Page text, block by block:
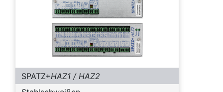
SPATZ+HAZ1 / HAZ2